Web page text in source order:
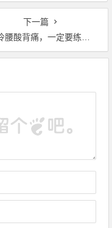
下一篇
，一定要练习这套操，腰椎间盘突出保健操，全套收好！每天十分钟